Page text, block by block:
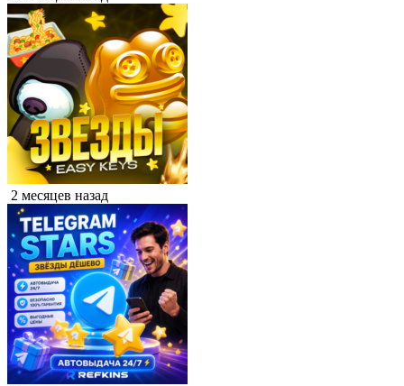
2 месяцев назад